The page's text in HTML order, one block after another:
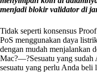
menjadi blokir validator di
Tidak seperti konsensus
PoS menggunakan daya
dengan mudah menjalankan
Mac?—?Sesuatu yang sudah
sesuatu yang perlu Anda beli